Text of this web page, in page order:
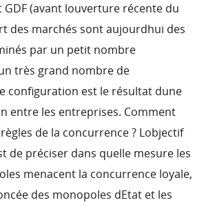
(avant louverture récente du
des marchés sont aujourdhui des
par un petit nombre
très grand nombre de
configuration est le résultat dune
entre les entreprises. Comment
de la concurrence ? Lobjectif
de préciser dans quelle mesure les
menacent la concurrence loyale,
des monopoles dEtat et les